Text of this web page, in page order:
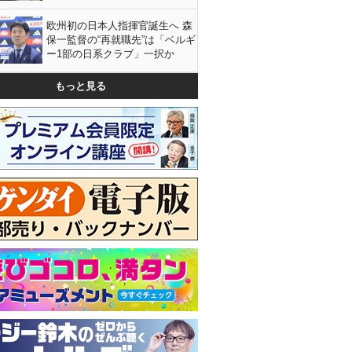
欧州初の日本人指揮官誕生へ 森
保一監督の“再就職先”は「ベルギ
ー1部の日系クラブ」一択か
もっと見る